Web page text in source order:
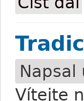
Napsal
Vítejte